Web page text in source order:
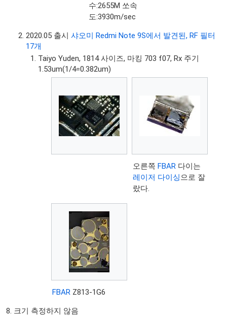
수:2655M 쏘속
도:3930m/sec
2020.05 출시샤오미 Redmi Note 9S에서 발견된, RF 필터
17개
Taiyo Yuden, 1814 사이즈, 마킹 703 f07, Rx 주기
1.53um(1/4=0.382um)
오른쪽FBAR 다이는
레이저 다이싱 으로 잘
랐다.
FBAR Z813-1G6
크기 측정하지 않음